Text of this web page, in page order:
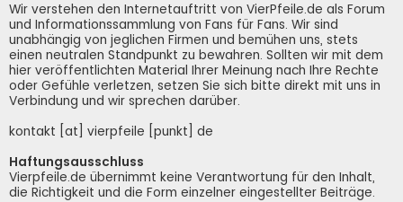
Wir verstehen den Internetauftritt von VierPfeile.de als Forum
und Informationssammlung von Fans für Fans. Wir sind
unabhängig von jeglichen Firmen und bemühen uns, stets
einen neutralen Standpunkt zu bewahren. Sollten wir mit dem
hier veröffentlichten Material Ihrer Meinung nach Ihre Rechte
oder Gefühle verletzen, setzen Sie sich bitte direkt mit uns in
Verbindung und wir sprechen darüber.
kontakt [at] vierpfeile [punkt] de
Haftungsausschluss
Vierpfeile.de übernimmt keine Verantwortung für den Inhalt,
die Richtigkeit und die Form einzelner eingestellter Beiträge.